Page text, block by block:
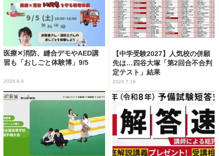
医療✕消防、縫合デモやAED講
習も「おしごと体験博」9/5
2026.8.6
【中学受験2027】人気校の併願
先は…四谷大塚「第2回合不合判
定テスト」結果
2026.7.16